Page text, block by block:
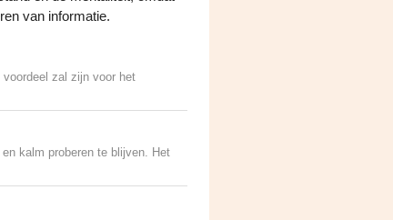
van informatie.
voordeel zal zijn voor het
kalm proberen te blijven. Het